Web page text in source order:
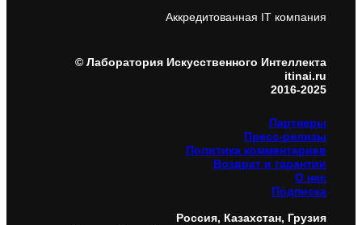
Аккредитованная IT компания
© Лаборатория Искусственного Интеллекта
itinai.ru
2016-2025
Партнеры
Пресс-релизы
Политика комментариев
Возврат и гарантии
О нас
Подписка
Россия, Казахстан, Грузия